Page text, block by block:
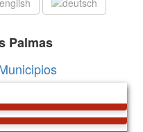
Palmas